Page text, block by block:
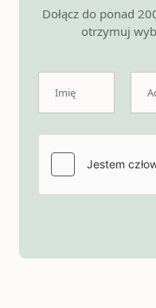
Dołącz do ponad
otrzymuj